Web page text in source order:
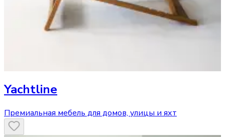
Yachtline
Премиальная мебель для домов, улицы и яхт